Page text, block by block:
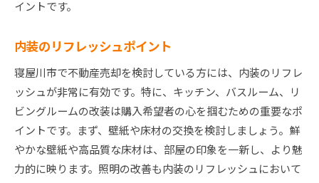
イントです。
内装のリフレッシュポイント
寝屋川市で不動産売却を検討している方には、内装のリフレ
ッシュが非常に有効です。特に、キッチン、バスルーム、リ
ビングルームの改装は購入希望者の心を掴むための重要なポ
イントです。まず、壁紙や床材の交換を検討しましょう。鮮
やかな壁紙や高品質な床材は、部屋の印象を一新し、より魅
力的に映ります。照明の改善も内装のリフレッシュにおいて